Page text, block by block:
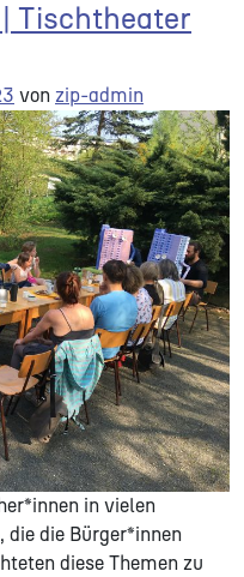
| Tischtheater
von zip-admin
in vielen
die die Bürger*innen
diese Themen zu